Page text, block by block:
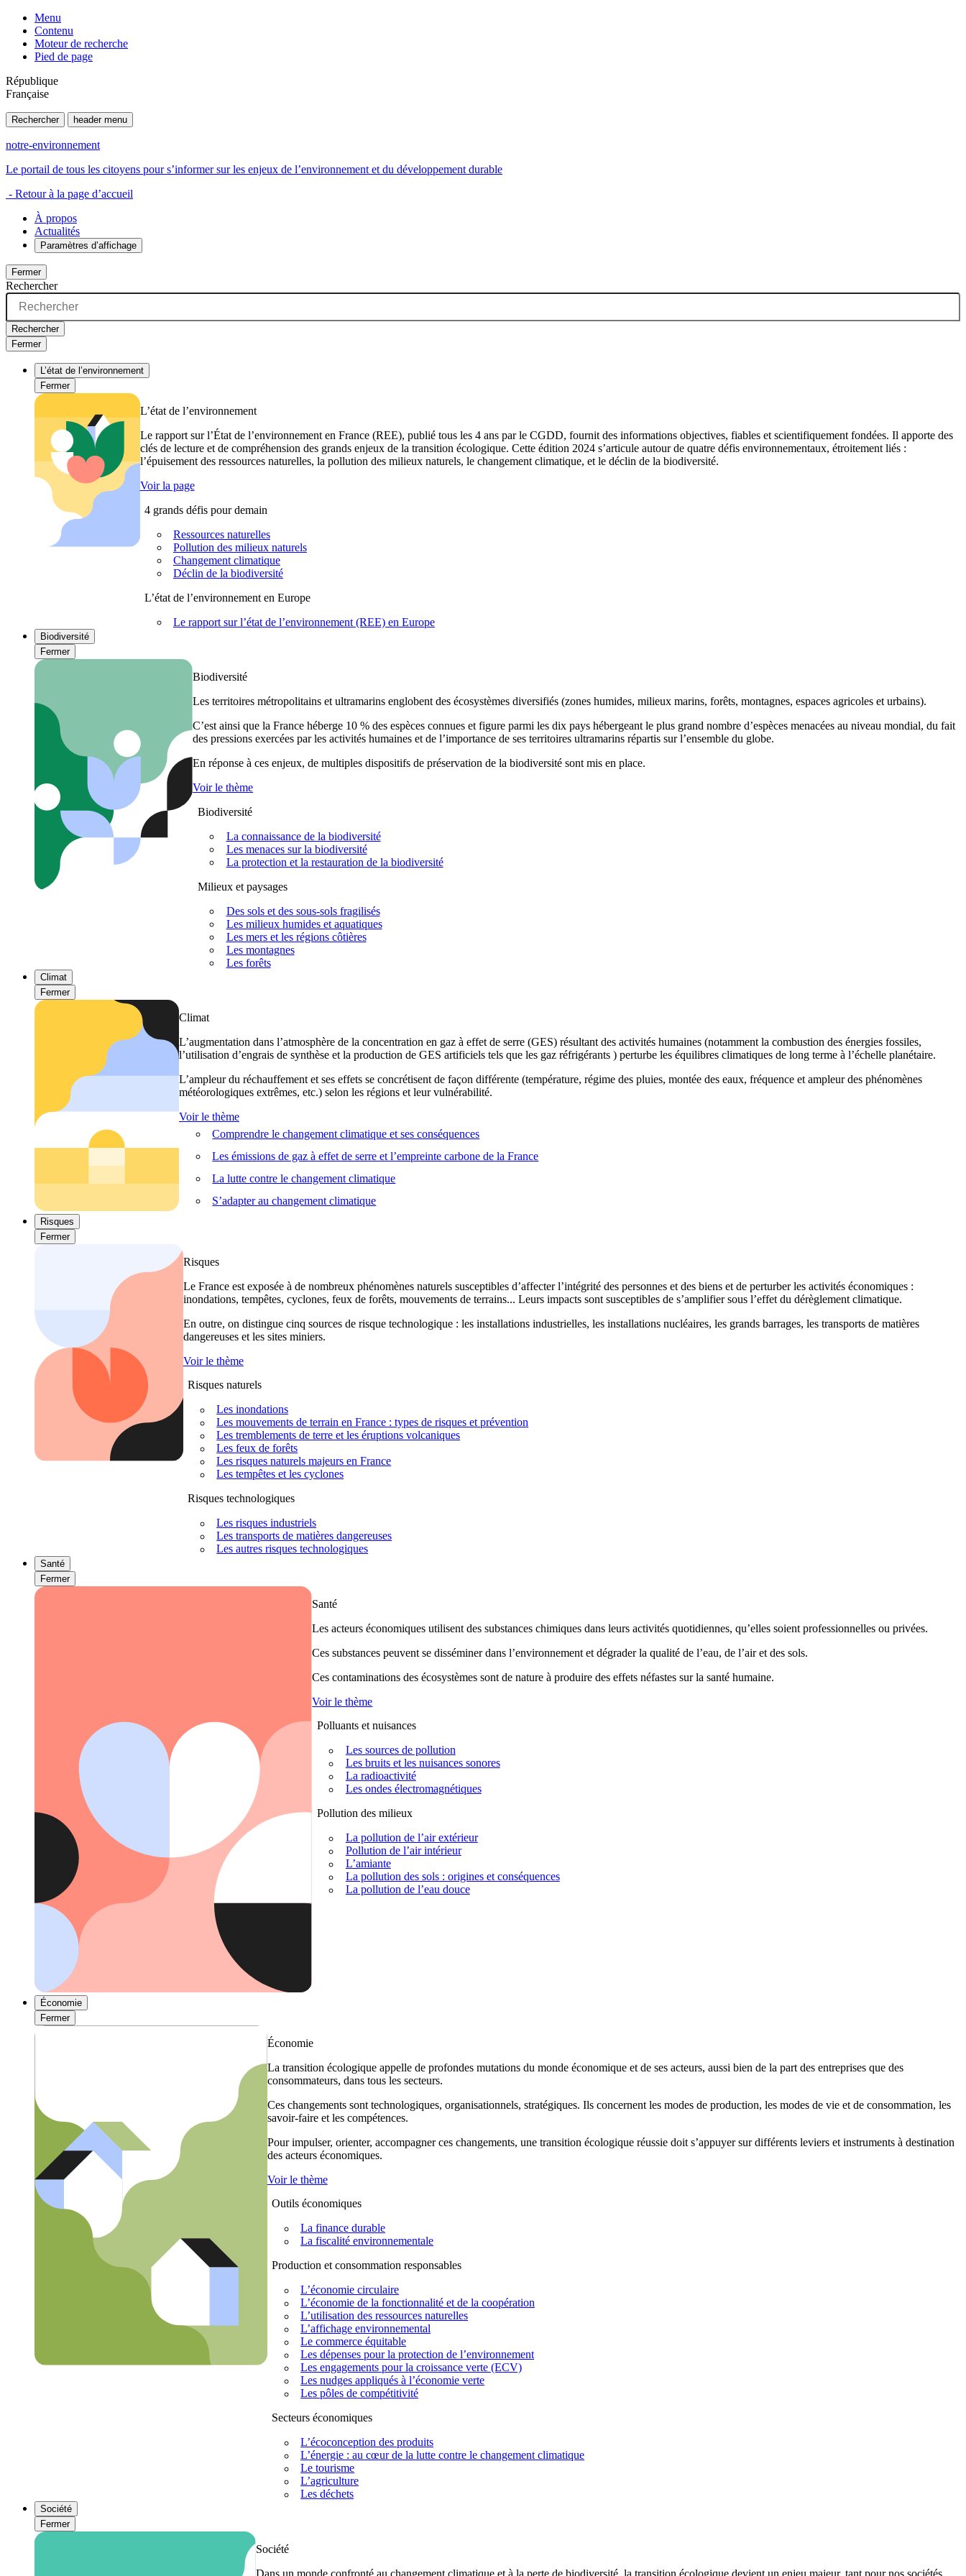
Menu
Contenu
Moteur de recherche
Pied de page
République
Française
Rechercher header menu
notre-environnement
Le portail de tous les citoyens pour s’informer sur les enjeux de l’environnement et du développement durable
- Retour à la page d’accueil
À propos
Actualités
Paramètres d’affichage
Fermer
Rechercher
Rechercher
Fermer
L’état de l’environnement
Fermer
L’état de l’environnement
Le rapport sur l’État de l’environnement en France (REE), publié tous les 4 ans par le CGDD, fournit des informations objectives, fiables et scientifiquement fondées. Il apporte des
clés de lecture et de compréhension des grands enjeux de la transition écologique. Cette édition 2024 s’articule autour de quatre défis environnementaux, étroitement liés :
l’épuisement des ressources naturelles, la pollution des milieux naturels, le changement climatique, et le déclin de la biodiversité.
Voir la page
4 grands défis pour demain
Ressources naturelles
Pollution des milieux naturels
Changement climatique
Déclin de la biodiversité
L’état de l’environnement en Europe
Le rapport sur l’état de l’environnement (REE) en Europe
Biodiversité
Fermer
Biodiversité
Les territoires métropolitains et ultramarins englobent des écosystèmes diversifiés (zones humides, milieux marins, forêts, montagnes, espaces agricoles et urbains).
C’est ainsi que la France héberge 10 % des espèces connues et figure parmi les dix pays hébergeant le plus grand nombre d’espèces menacées au niveau mondial, du fait
des pressions exercées par les activités humaines et de l’importance de ses territoires ultramarins répartis sur l’ensemble du globe.
En réponse à ces enjeux, de multiples dispositifs de préservation de la biodiversité sont mis en place.
Voir le thème
Biodiversité
La connaissance de la biodiversité
Les menaces sur la biodiversité
La protection et la restauration de la biodiversité
Milieux et paysages
Des sols et des sous-sols fragilisés
Les milieux humides et aquatiques
Les mers et les régions côtières
Les montagnes
Les forêts
Climat
Fermer
Climat
L’augmentation dans l’atmosphère de la concentration en gaz à effet de serre (GES) résultant des activités humaines (notamment la combustion des énergies fossiles,
l’utilisation d’engrais de synthèse et la production de GES artificiels tels que les gaz réfrigérants ) perturbe les équilibres climatiques de long terme à l’échelle planétaire.
L’ampleur du réchauffement et ses effets se concrétisent de façon différente (température, régime des pluies, montée des eaux, fréquence et ampleur des phénomènes
météorologiques extrêmes, etc.) selon les régions et leur vulnérabilité.
Voir le thème
Comprendre le changement climatique et ses conséquences
Les émissions de gaz à effet de serre et l’empreinte carbone de la France
La lutte contre le changement climatique
S’adapter au changement climatique
Risques
Fermer
Risques
Le France est exposée à de nombreux phénomènes naturels susceptibles d’affecter l’intégrité des personnes et des biens et de perturber les activités économiques :
inondations, tempêtes, cyclones, feux de forêts, mouvements de terrains... Leurs impacts sont susceptibles de s’amplifier sous l’effet du dérèglement climatique.
En outre, on distingue cinq sources de risque technologique : les installations industrielles, les installations nucléaires, les grands barrages, les transports de matières
dangereuses et les sites miniers.
Voir le thème
Risques naturels
Les inondations
Les mouvements de terrain en France : types de risques et prévention
Les tremblements de terre et les éruptions volcaniques
Les feux de forêts
Les risques naturels majeurs en France
Les tempêtes et les cyclones
Risques technologiques
Les risques industriels
Les transports de matières dangereuses
Les autres risques technologiques
Santé
Fermer
Santé
Les acteurs économiques utilisent des substances chimiques dans leurs activités quotidiennes, qu’elles soient professionnelles ou privées.
Ces substances peuvent se disséminer dans l’environnement et dégrader la qualité de l’eau, de l’air et des sols.
Ces contaminations des écosystèmes sont de nature à produire des effets néfastes sur la santé humaine.
Voir le thème
Polluants et nuisances
Les sources de pollution
Les bruits et les nuisances sonores
La radioactivité
Les ondes électromagnétiques
Pollution des milieux
La pollution de l’air extérieur
Pollution de l’air intérieur
L’amiante
La pollution des sols : origines et conséquences
La pollution de l’eau douce
Économie
Fermer
Économie
La transition écologique appelle de profondes mutations du monde économique et de ses acteurs, aussi bien de la part des entreprises que des
consommateurs, dans tous les secteurs.
Ces changements sont technologiques, organisationnels, stratégiques. Ils concernent les modes de production, les modes de vie et de consommation, les
savoir-faire et les compétences.
Pour impulser, orienter, accompagner ces changements, une transition écologique réussie doit s’appuyer sur différents leviers et instruments à destination
des acteurs économiques.
Voir le thème
Outils économiques
La finance durable
La fiscalité environnementale
Production et consommation responsables
L’économie circulaire
L’économie de la fonctionnalité et de la coopération
L’utilisation des ressources naturelles
L’affichage environnemental
Le commerce équitable
Les dépenses pour la protection de l’environnement
Les engagements pour la croissance verte (ECV)
Les nudges appliqués à l’économie verte
Les pôles de compétitivité
Secteurs économiques
L’écoconception des produits
L’énergie : au cœur de la lutte contre le changement climatique
Le tourisme
L’agriculture
Les déchets
Société
Fermer
Société
Dans un monde confronté au changement climatique et à la perte de biodiversité, la transition écologique devient un enjeu majeur, tant pour nos sociétés